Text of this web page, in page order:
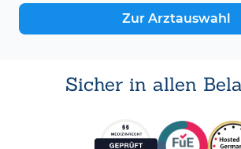
Zur Arztauswahl
Sicher in allen